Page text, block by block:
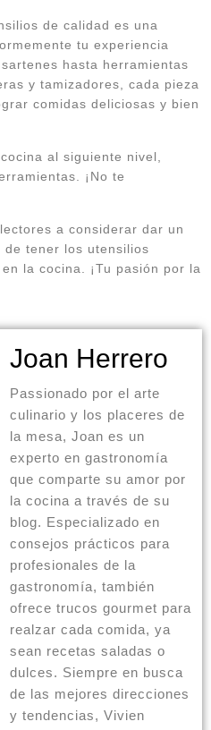
de calidad es una
tu experiencia
hasta herramientas
y tamizadores, cada pieza
comidas deliciosas y bien
al siguiente nivel,
¡No te
a considerar dar un
de tener los utensilios
la cocina. ¡Tu pasión por la
Joan Herrero
Passionado por el arte
culinario y los placeres de
la mesa, Joan es un
experto en gastronomía
que comparte su amor por
la cocina a través de su
blog. Especializado en
consejos prácticos para
profesionales de la
gastronomía, también
ofrece trucos gourmet para
realzar cada comida, ya
sean recetas saladas o
dulces. Siempre en busca
de las mejores direcciones
y tendencias, Vivien